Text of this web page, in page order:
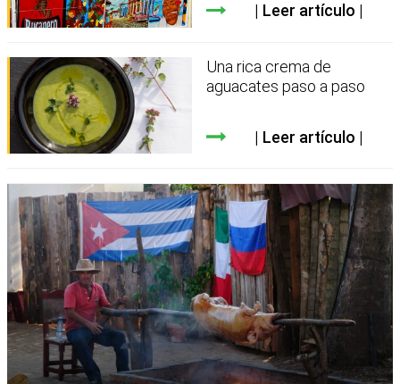
Leer artículo
Una rica crema de
aguacates paso a paso
Leer artículo